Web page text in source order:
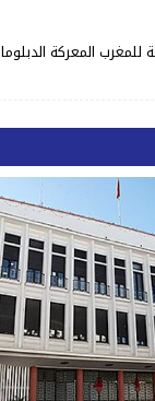
المعركة